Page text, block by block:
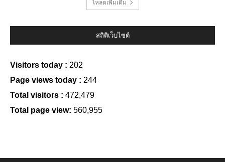
โหลดเพิ่มเติม
สถิติเว็บไซต์
Visitors today : 202
Page views today : 244
Total visitors : 472,479
Total page view: 560,955